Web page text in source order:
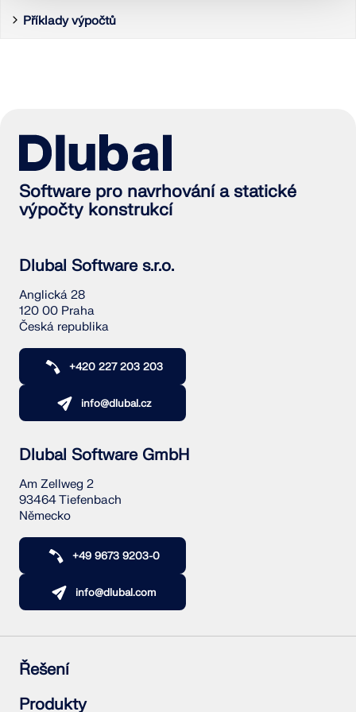
VÍCE INFORMACÍ
Nástroj Geo-zóny
Online služba Dlubal poskytuje mapy oblastí pro
rychlé stanovení sněhových zatížení, rychlostí větru
a seizmických údajů.
KONTROLOVAT ZATÍŽENÍ ZÓN
Starší produkty
Tuhosti pro vícevrstvé plochy
Nosníková výztužná stěna
Příklady výpočtů
Software pro navrhování a statické
výpočty konstrukcí
Dlubal Software s.r.o.
Anglická 28
120 00 Praha
Česká republika
+420 227 203 203
info@dlubal.cz
Dlubal Software GmbH
Am Zellweg 2
93464 Tiefenbach
Německo
+49 9673 9203-0
info@dlubal.com
Řešení
Železobetonové konstrukce
Produkty